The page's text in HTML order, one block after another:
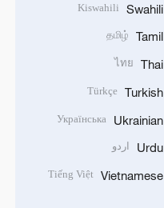
Swahili
Kiswahili
Tamil
தமிழ்
Thai
ไทย
Turkish
Türkçe
Ukrainian
Українська
Urdu اردو
Vietnamese
Tiếng Việt